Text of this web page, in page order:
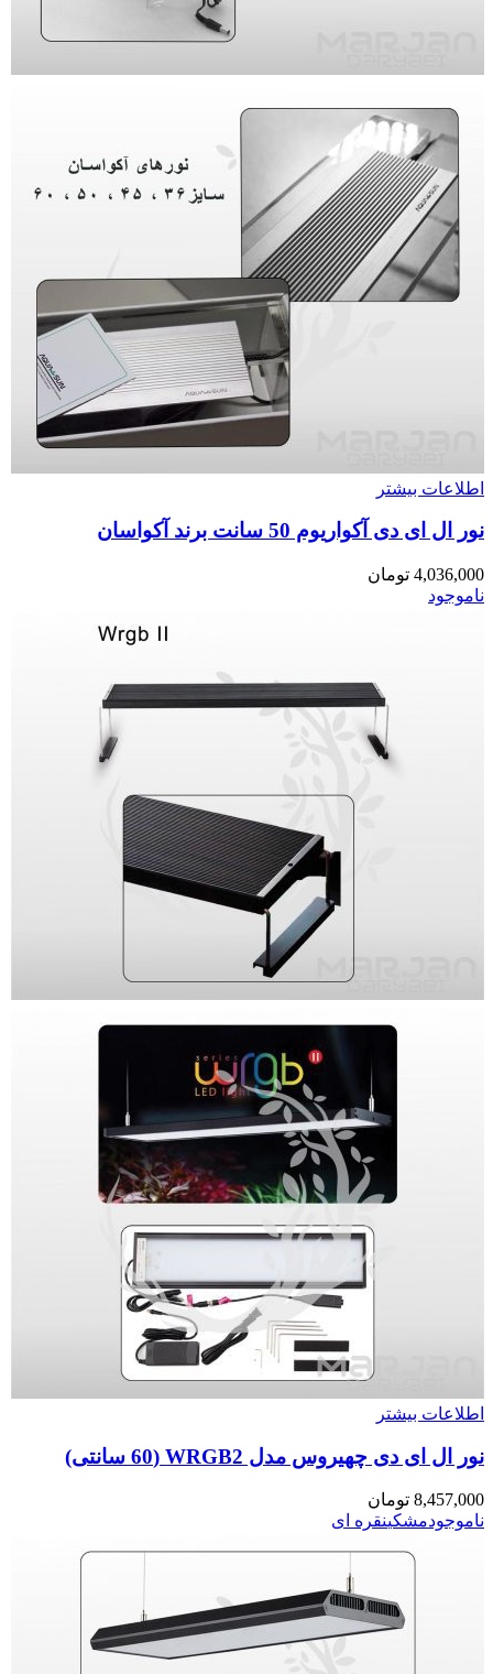
اطلاعات بیشتر
نور ال ای دی آکواریوم 50 سانت برند آکواسان
4,036,000 تومان
ناموجود
اطلاعات بیشتر
نور ال ای دی چهیروس مدل WRGB2 (60 سانتی)
8,457,000 تومان
ناموجودمشکینقره ای